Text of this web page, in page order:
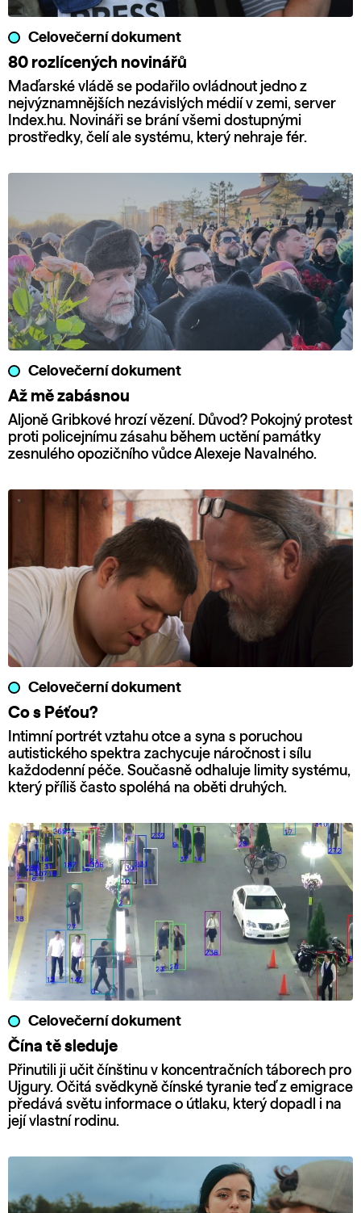
Celovečerní dokument
80 rozlícených novinářů
Maďarské vládě se podařilo ovládnout jedno z
nejvýznamnějších nezávislých médií v zemi, server
Index.hu. Novináři se brání všemi dostupnými
prostředky, čelí ale systému, který nehraje fér.
Celovečerní dokument
Až mě zabásnou
Aljoně Gribkové hrozí vězení. Důvod? Pokojný protest
proti policejnímu zásahu během uctění památky
zesnulého opozičního vůdce Alexeje Navalného.
Celovečerní dokument
Co s Péťou?
Intimní portrét vztahu otce a syna s poruchou
autistického spektra zachycuje náročnost i sílu
každodenní péče. Současně odhaluje limity systému,
který příliš často spoléhá na oběti druhých.
Celovečerní dokument
Čína tě sleduje
Přinutili ji učit čínštinu v koncentračních táborech pro
Ujgury. Očitá svědkyně čínské tyranie teď z emigrace
předává světu informace o útlaku, který dopadl i na
její vlastní rodinu.